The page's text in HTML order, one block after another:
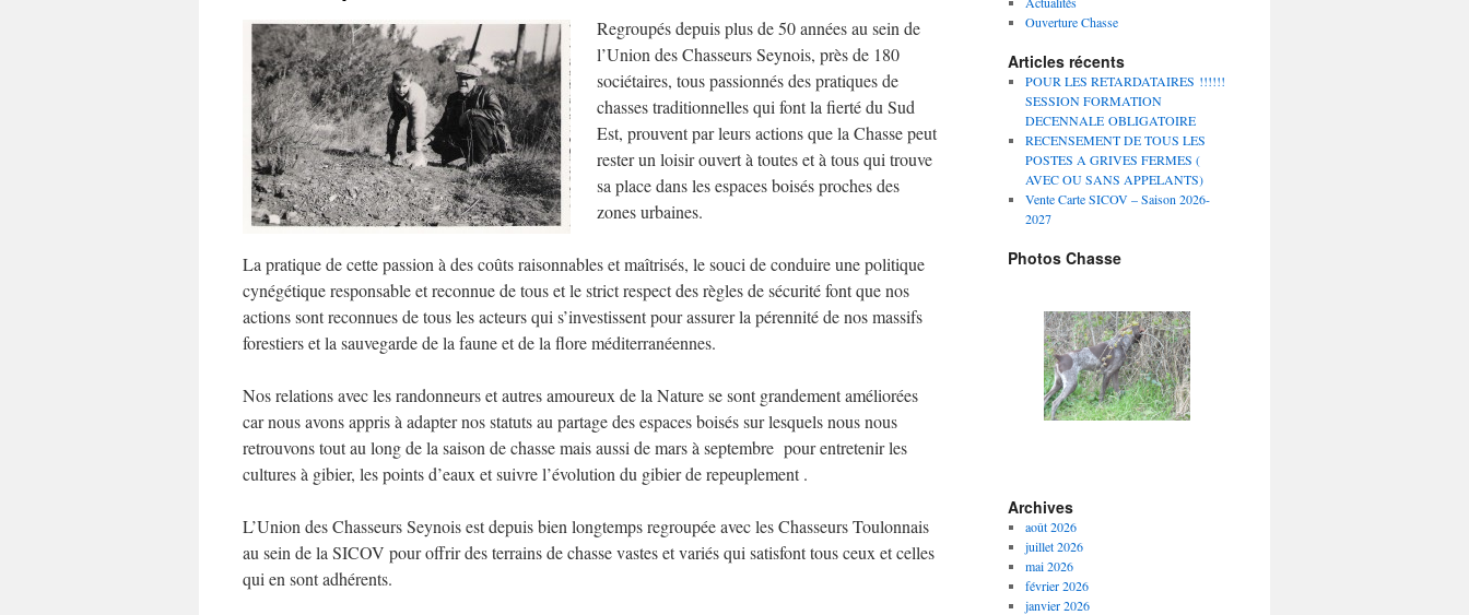
Regroupés depuis plus de 50 années au sein de
l’Union des Chasseurs Seynois, près de 180
sociétaires, tous passionnés des pratiques de
chasses traditionnelles qui font la fierté du Sud
Est, prouvent par leurs actions que la Chasse peut
rester un loisir ouvert à toutes et à tous qui trouve
sa place dans les espaces boisés proches des
zones urbaines.
La pratique de cette passion à des coûts raisonnables et maîtrisés, le souci de conduire une politique
cynégétique responsable et reconnue de tous et le strict respect des règles de sécurité font que nos
actions sont reconnues de tous les acteurs qui s’investissent pour assurer la pérennité de nos massifs
forestiers et la sauvegarde de la faune et de la flore méditerranéennes.
Nos relations avec les randonneurs et autres amoureux de la Nature se sont grandement améliorées
car nous avons appris à adapter nos statuts au partage des espaces boisés sur lesquels nous nous
retrouvons tout au long de la saison de chasse mais aussi de mars à septembre pour entretenir les
cultures à gibier, les points d’eaux et suivre l’évolution du gibier de repeuplement .
L’Union des Chasseurs Seynois est depuis bien longtemps regroupée avec les Chasseurs Toulonnais
au sein de la SICOV pour offrir des terrains de chasse vastes et variés qui satisfont tous ceux et celles
qui en sont adhérents.
Ouverture Chasse
Articles récents
POUR LES RETARDATAIRES !!!!!!
SESSION FORMATION
DECENNALE OBLIGATOIRE
RECENSEMENT DE TOUS LES
POSTES A GRIVES FERMES (
AVEC OU SANS APPELANTS)
Vente Carte SICOV – Saison 2026-
2027
Photos Chasse
Archives
août 2026
juillet 2026
mai 2026
février 2026
janvier 2026